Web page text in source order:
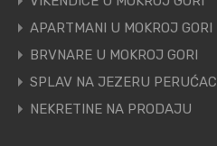
APARTMANI U MOKROJ GORI
BRVNARE U MOKROJ GORI
SPLAV NA JEZERU PERUĆAC
NEKRETINE NA PRODAJU